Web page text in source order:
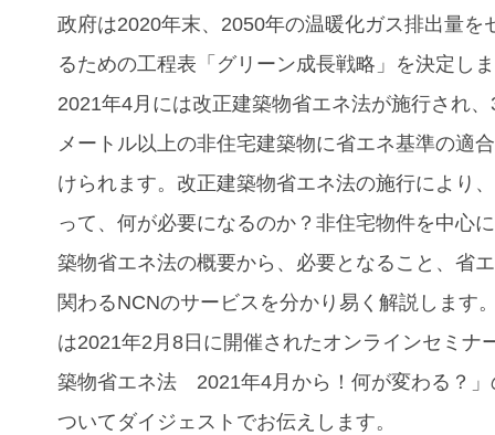
政府は2020年末、2050年の温暖化ガス排出量を
るための工程表「グリーン成長戦略」を決定し
2021年4月には改正建築物省エネ法が施行され
メートル以上の非住宅建築物に省エネ基準の適
けられます。改正建築物省エネ法の施行により
って、何が必要になるのか？非住宅物件を中心
築物省エネ法の概要から、必要となること、省
関わるNCNのサービスを分かり易く解説します
は2021年2月8日に開催されたオンラインセミナ
築物省エネ法 2021年4月から！何が変わる？」
ついて ダイジェストでお伝えします。